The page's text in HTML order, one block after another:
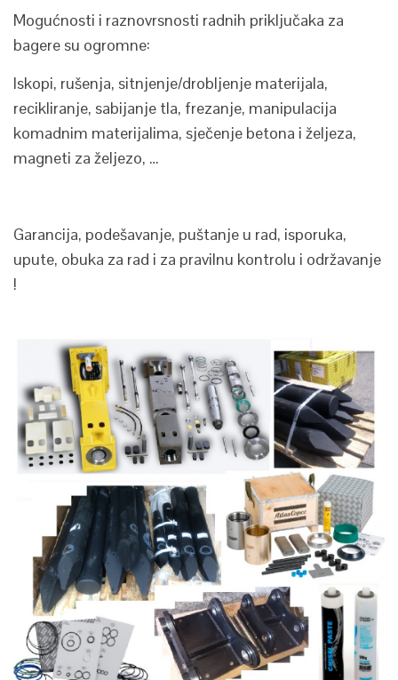
Mogućnosti i raznovrsnosti radnih priključaka za
bagere su ogromne:
Iskopi, rušenja, sitnjenje/drobljenje materijala,
recikliranje, sabijanje tla, frezanje, manipulacija
komadnim materijalima, sječenje betona i željeza,
magneti za željezo, …
Garancija, podešavanje, puštanje u rad, isporuka,
upute, obuka za rad i za pravilnu kontrolu i održavanje
!